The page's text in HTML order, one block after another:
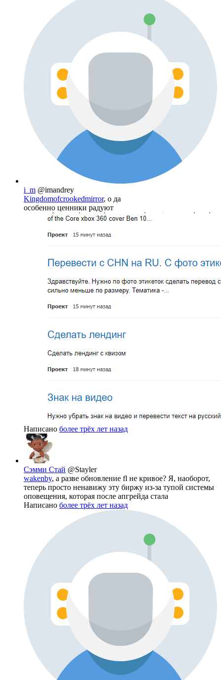
i_m @imandrey
Kingdomofcrookedmirror, о да
особенно ценники радуют
Написано более трёх лет назад
Сэмми Стай @Stayler
wakenby, а разве обновление fl не кривое? Я, наоборот,
теперь просто ненавижу эту биржу из-за тупой системы
оповещения, которая после апгрейда стала
Написано более трёх лет назад